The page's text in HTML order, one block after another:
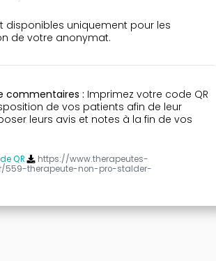
disponibles uniquement pour les
de votre anonymat.
commentaires : Imprimez votre code QR
de vos patients afin de leur
leurs avis et notes à la fin de vos
QR
https://www.therapeutes-
559-therapeute-non-pro-stalder-